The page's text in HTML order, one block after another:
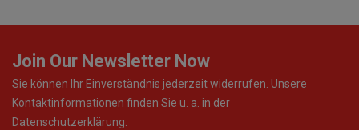
Join Our Newsletter Now
Sie können Ihr Einverständnis jederzeit widerrufen. Unsere
Kontaktinformationen finden Sie u. a. in der
Datenschutzerklärung.